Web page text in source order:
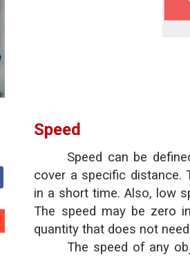
Speed
Speed can be
cover a specific distance.
in a short time. Also, low
The speed may be zero
quantity that does not
The speed of any